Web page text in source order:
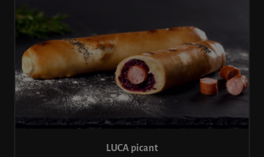
LUCA picant